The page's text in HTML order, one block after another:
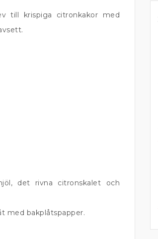
till krispiga citronkakor med
det rivna citronskalet och
med bakplåtspapper.